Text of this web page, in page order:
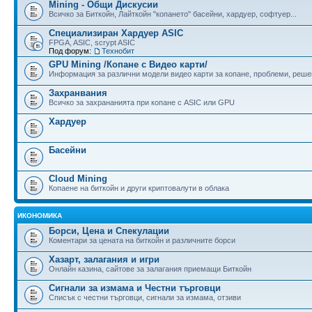
Mining - Общи Дискусии
Всичко за Биткойн, Лайткойн "копането" басейни, хардуер, софтуер...
Специализиран Хардуер ASIC
FPGA, ASIC, scrypt ASIC
Под форум:
Технобит
GPU Mining /Копане с Видео карти/
Информация за различни модели видео карти за копане, проблеми,
Захранвания
Всичко за захрананията при копане с ASIC или GPU
Хардуер
Басейни
Cloud Mining
Копаене на биткойн и други криптовалути в облака
ИКОНОМИКА
Борси, Цена и Спекулации
Коментари за цената на биткойн и различните борси
Хазарт, залагания и игри
Онлайн казина, сайтове за залагания приемащи Биткойн
Сигнали за измама и Честни търговци
Списък с честни търговци, сигнали за измама, отзиви